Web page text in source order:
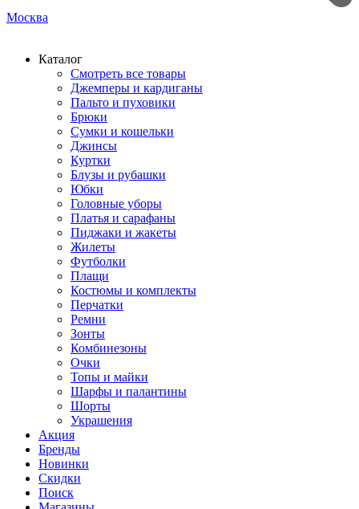
Москва
Каталог
Смотреть все товары
Джемперы и кардиганы
Пальто и пуховики
Брюки
Сумки и кошельки
Джинсы
Куртки
Блузы и рубашки
Юбки
Головные уборы
Платья и сарафаны
Пиджаки и жакеты
Жилеты
Футболки
Плащи
Костюмы и комплекты
Перчатки
Ремни
Зонты
Комбинезоны
Очки
Топы и майки
Шарфы и палантины
Шорты
Украшения
Акция
Бренды
Новинки
Скидки
Поиск